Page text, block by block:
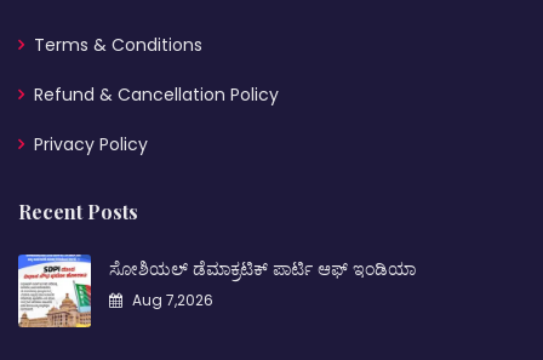
Terms & Conditions
Refund & Cancellation Policy
Privacy Policy
Recent Posts
ಸೋಶಿಯಲ್ ಡೆಮಾಕ್ರಟಿಕ್ ಪಾರ್ಟಿ ಆಫ್ ಇಂಡಿಯಾ
Aug 7,2026